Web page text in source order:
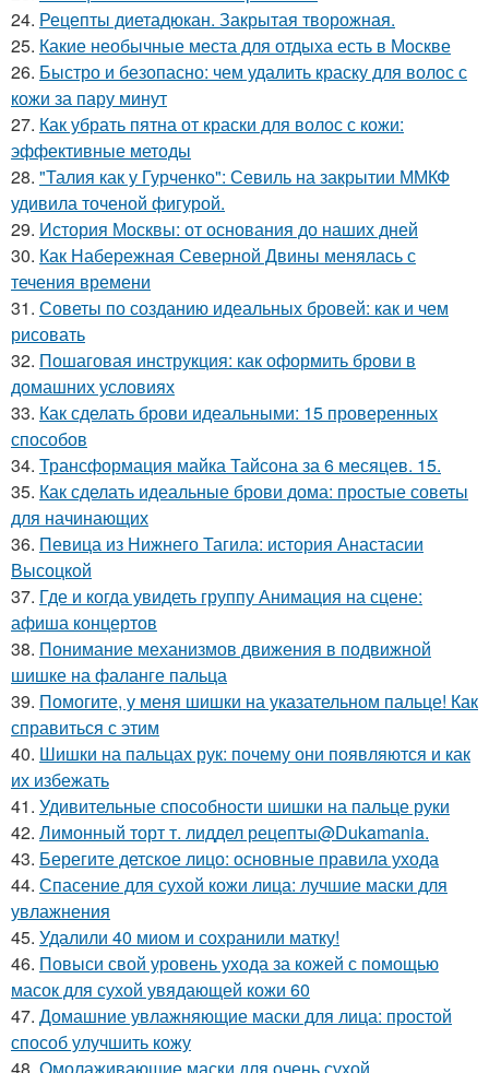
24. Рецепты диетадюкан. Закрытая творожная.
25. Какие необычные места для отдыха есть в Москве
26. Быстро и безопасно: чем удалить краску для волос с
кожи за пару минут
27. Как убрать пятна от краски для волос с кожи:
эффективные методы
28. "Талия как у Гурченко": Севиль на закрытии ММКФ
удивила точеной фигурой.
29. История Москвы: от основания до наших дней
30. Как Набережная Северной Двины менялась с
течения времени
31. Советы по созданию идеальных бровей: как и чем
рисовать
32. Пошаговая инструкция: как оформить брови в
домашних условиях
33. Как сделать брови идеальными: 15 проверенных
способов
34. Трансформация майка Тайсона за 6 месяцев. 15.
35. Как сделать идеальные брови дома: простые советы
для начинающих
36. Певица из Нижнего Тагила: история Анастасии
Высоцкой
37. Где и когда увидеть группу Анимация на сцене:
афиша концертов
38. Понимание механизмов движения в подвижной
шишке на фаланге пальца
39. Помогите, у меня шишки на указательном пальце! Как
справиться с этим
40. Шишки на пальцах рук: почему они появляются и как
их избежать
41. Удивительные способности шишки на пальце руки
42. Лимонный торт т. лиддел рецепты@Dukamania.
43. Берегите детское лицо: основные правила ухода
44. Спасение для сухой кожи лица: лучшие маски для
увлажнения
45. Удалили 40 миом и сохранили матку!
46. Повыси свой уровень ухода за кожей с помощью
масок для сухой увядающей кожи 60
47. Домашние увлажняющие маски для лица: простой
способ улучшить кожу